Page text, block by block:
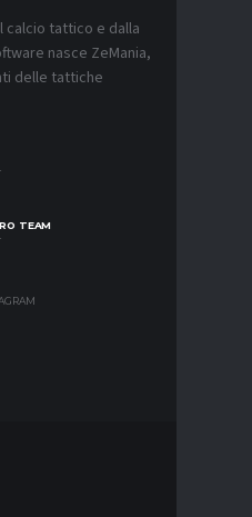
calcio tattico e dalla
nasce ZeMania,
delle tattiche
TEAM